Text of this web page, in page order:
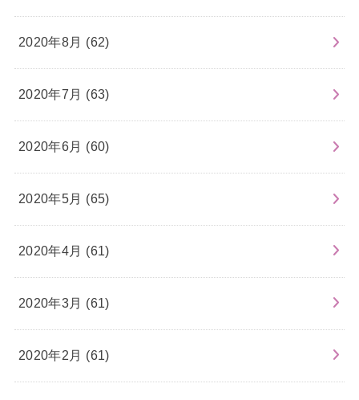
2020年8月 (62)
2020年7月 (63)
2020年6月 (60)
2020年5月 (65)
2020年4月 (61)
2020年3月 (61)
2020年2月 (61)